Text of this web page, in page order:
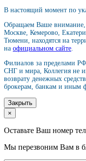
В настоящий момент по
Обращаем Ваше внимание,
Москве, Кемерово,
Тюмени, находятся на
на официальном сайте.
Филиалов за пределами
СНГ и мира, Коллегия не
возврату денежных
брокерам, банкам и иным
Закрыть
×
Оставьте Ваш номер
Мы перезвоним Вам в